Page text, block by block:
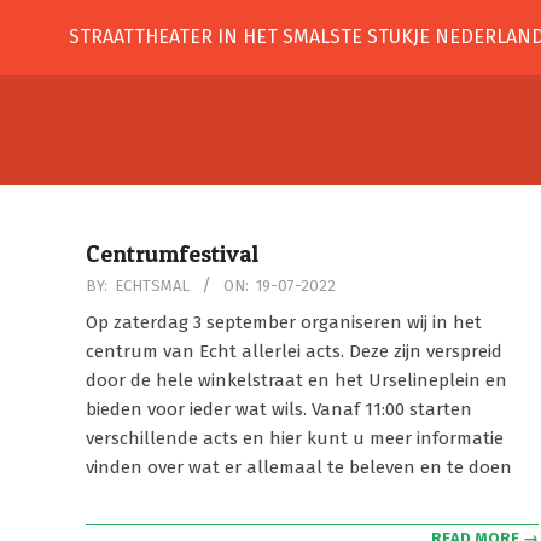
content
STRAATTHEATER IN HET SMALSTE STUKJE
Centrumfestival
2022-
07-
BY: ECHTSMAL ON: 19-07-2022
Op zaterdag 3 september organiseren wij in het
centrum van Echt allerlei acts. Deze zijn verspreid
door de hele winkelstraat en het Urselineplein en
bieden voor ieder wat wils. Vanaf 11:00 starten
verschillende acts en hier kunt u meer informatie
vinden over wat er allemaal te beleven en te doen